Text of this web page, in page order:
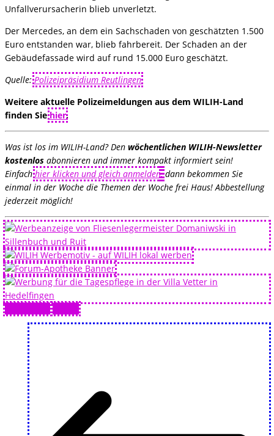
Unfallverursacherin blieb unverletzt.
Der Mercedes, an dem ein Sachschaden von geschätzten 1.500
Euro entstanden war, blieb fahrbereit. Der Schaden an der
Gebäudefassade wird auf rund 15.000 Euro geschätzt.
Quelle:Polizeipräsidium Reutlingen
Weitere aktuelle Polizeimeldungen aus dem WILIH-Land
finden Siehier.
Was ist los im WILIH-Land? Den wöchentlichen WILIH-Newsletter
kostenlos abonnieren und immer kompakt informiert sein!
Einfachhier klicken und gleich anmelden,dann bekommen Sie
einmal in der Woche die Themen der Woche frei Haus! Abbestellung
jederzeit möglich!